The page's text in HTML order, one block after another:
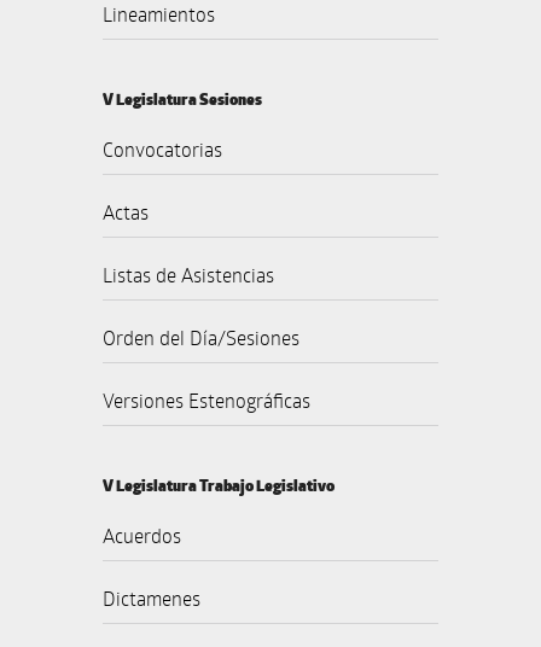
Lineamientos
V Legislatura Sesiones
Convocatorias
Actas
Listas de Asistencias
Orden del Día/Sesiones
Versiones Estenográficas
V Legislatura Trabajo Legislativo
Acuerdos
Dictamenes